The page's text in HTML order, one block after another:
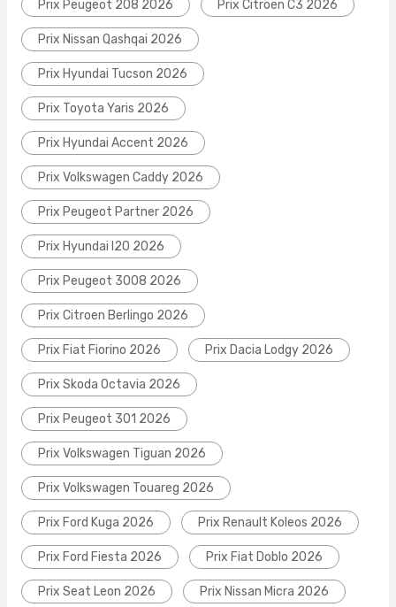
Prix Peugeot 208 2026 Prix Citroen C3 2026
Prix Nissan Qashqai 2026
Prix Hyundai Tucson 2026
Prix Toyota Yaris 2026
Prix Hyundai Accent 2026
Prix Volkswagen Caddy 2026
Prix Peugeot Partner 2026
Prix Hyundai I20 2026
Prix Peugeot 3008 2026
Prix Citroen Berlingo 2026
Prix Fiat Fiorino 2026 Prix Dacia Lodgy 2026
Prix Skoda Octavia 2026
Prix Peugeot 301 2026
Prix Volkswagen Tiguan 2026
Prix Volkswagen Touareg 2026
Prix Ford Kuga 2026 Prix Renault Koleos 2026
Prix Ford Fiesta 2026 Prix Fiat Doblo 2026
Prix Seat Leon 2026 Prix Nissan Micra 2026